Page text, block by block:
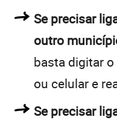
Se precisar
outro
basta digitar
ou celular e
Se precisar